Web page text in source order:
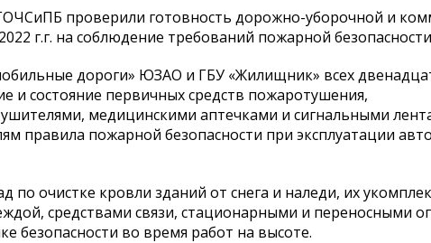
проверили готовность дорожно-уборочной и
г.г. на соблюдение требований пожарной
дороги» ЮЗАО и ГБУ «Жилищник» всех
и состояние первичных средств пожаротушения,
медицинскими аптечками и сигнальными
правила пожарной безопасности при эксплуатации
очистке кровли зданий от снега и наледи, их
средствами связи, стационарными и переносными
безопасности во время работ на высоте.